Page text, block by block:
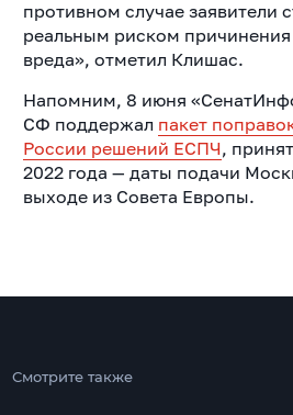
противном случае заявители
реальным риском
вреда», отметил Клишас.
Напомним, 8 июня
СФ поддержал пакет
России решений ЕСПЧ,
2022 года — даты подачи
выходе из Совета Европы.
Смотрите также